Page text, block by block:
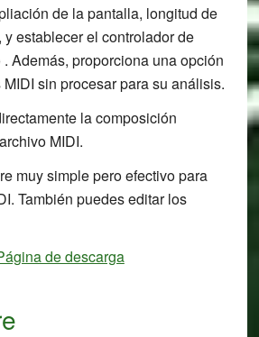
de la pantalla, longitud de
y establecer el controlador de
Además, proporciona una opción
sin procesar para su análisis.
la composición
MIDI.
muy simple pero efectivo para
También puedes editar los
de descarga